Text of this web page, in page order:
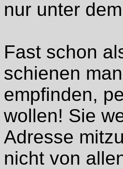
nur unter
Fast schon
schienen
empfinden,
wollen! Sie
Adresse
nicht von